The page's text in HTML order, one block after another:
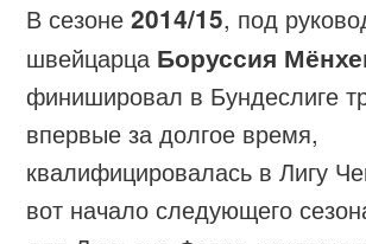
В сезоне2014/15, под
швейцарца Боруссия
финишировал в Бундеслиге
впервые за долгое время,
квалифицировалась в Лигу
вот начало следующего